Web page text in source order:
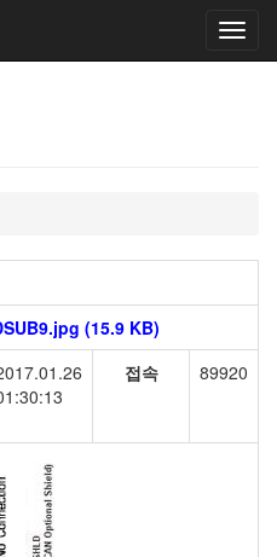
(15.9 KB)
접속 89920